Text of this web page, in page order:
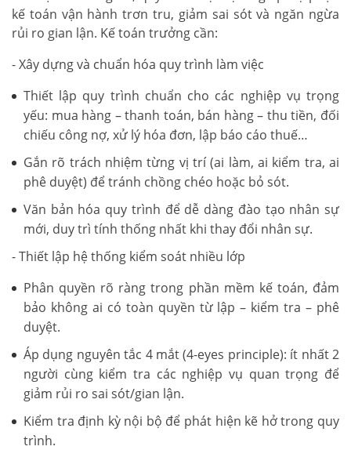
kế toán vận hành trơn tru, giảm sai sót và ngăn ngừa
rủi ro gian lận. Kế toán trưởng cần:
- Xây dựng và chuẩn hóa quy trình làm việc
Thiết lập quy trình chuẩn cho các nghiệp vụ trọng
yếu: mua hàng – thanh toán, bán hàng – thu tiền, đối
chiếu công nợ, xử lý hóa đơn, lập báo cáo thuế…
Gắn rõ trách nhiệm từng vị trí (ai làm, ai kiểm tra, ai
phê duyệt) để tránh chồng chéo hoặc bỏ sót.
Văn bản hóa quy trình để dễ dàng đào tạo nhân sự
mới, duy trì tính thống nhất khi thay đổi nhân sự.
- Thiết lập hệ thống kiểm soát nhiều lớp
Phân quyền rõ ràng trong phần mềm kế toán, đảm
bảo không ai có toàn quyền từ lập – kiểm tra – phê
duyệt.
Áp dụng nguyên tắc 4 mắt (4-eyes principle): ít nhất 2
người cùng kiểm tra các nghiệp vụ quan trọng để
giảm rủi ro sai sót/gian lận.
Kiểm tra định kỳ nội bộ để phát hiện kẽ hở trong quy
trình.